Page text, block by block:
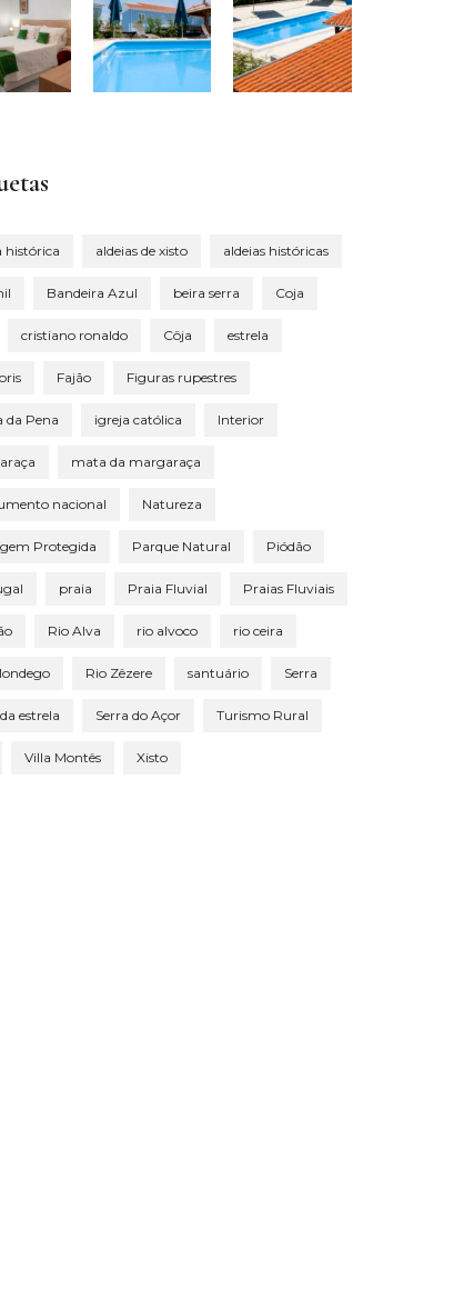
histórica aldeias de xisto aldeias históricas
Bandeira Azul beira serra Coja
cristiano ronaldo Côja estrela
Fajão Figuras rupestres
da Pena igreja católica Interior
mata da margaraça
nacional Natureza
Protegida Parque Natural Piódão
praia Praia Fluvial Praias Fluviais
Rio Alva rio alvoco rio ceira
Rio Zêzere santuário Serra
estrela Serra do Açor Turismo Rural
Villa Montês Xisto